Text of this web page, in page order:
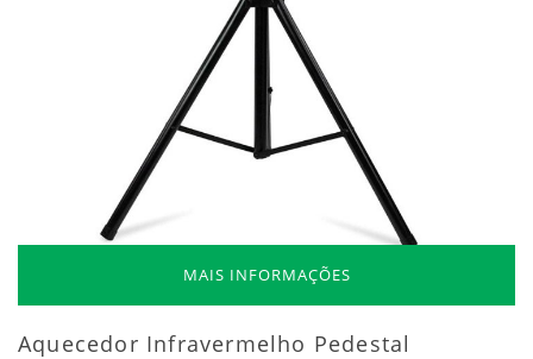
MAIS INFORMAÇÕES
Aquecedor Infravermelho Pedestal